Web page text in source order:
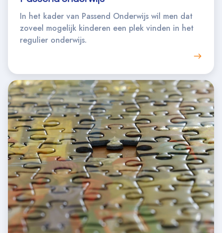
In het kader van Passend Onderwijs wil men dat
zoveel mogelijk kinderen een plek vinden in het
regulier onderwijs.